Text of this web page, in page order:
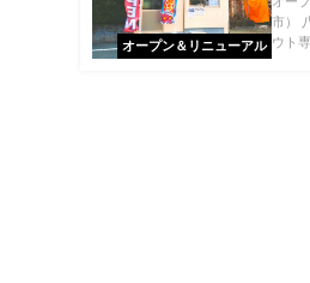
オープン＆リニューアル
市）
ウト